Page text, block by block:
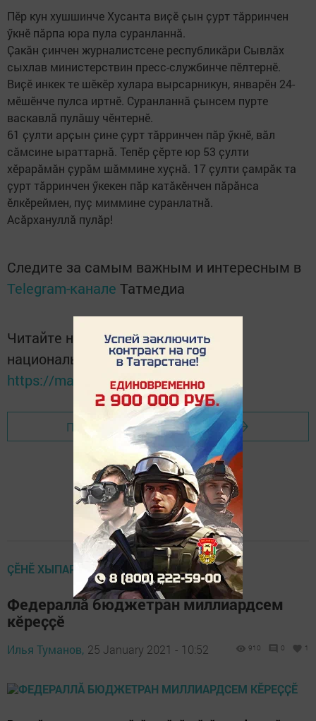
Пӗр кун хушшинче Хусанта виҫӗ ҫын ҫурт тӑрринчен
ӳкнӗ пӑрпа юра пула суранланнӑ.
Ҫакӑн ҫинчен журналистсене республикӑри Сывлӑх
сыхлав министерствин пресс-службинче пӗлтернӗ.
Виҫӗ инкек те шӗкӗр хулара вырсарникун, январӗн 24-
мӗшӗнче пулса иртнӗ. Суранланнӑ ҫынсем пурте
васкавлӑ пулӑшу чӗнтернӗ.
61 ҫулти арҫын ҫине ҫурт тӑрринчен пӑр ӳкнӗ, вӑл
сӑмсине ыраттарнӑ. Тепӗр ҫӗрте юр 53 ҫулти
хӗрарӑмӑн ҫурӑм шӑммине хуҫнӑ. 17 ҫулти ҫамрӑк та
ҫурт тӑрринчен ӳкекен пӑр катӑкӗнчен пӑрӑнса
ӗлкӗреймен, пуҫ миммине суранлатнӑ.
Асӑрхануллӑ пулӑр!
Следите за самым важным и интересным в
Telegram-канале Татмедиа
Читайте новости Татарстана в
национальном мессенджере MАХ:
https://max.ru/tatmedia
Перейти на страницу новости
ÇӖНӖ ХЫПАРСЕМ
Федераллӑ бюджетран миллиардсем
кӗреҫҫӗ
Илья Туманов, 25 January 2021 - 10:52 910 0 1